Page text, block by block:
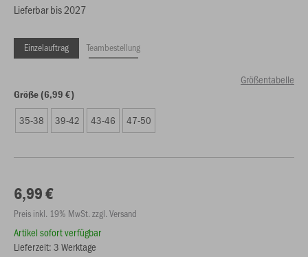
Lieferbar bis 2027
Einzelauftrag Teambestellung
Größentabelle
Größe (6,99 €)
35-38 39-42 43-46 47-50
6,99 €
Preis inkl. 19% MwSt. zzgl. Versand
Artikel sofort verfügbar
Lieferzeit: 3 Werktage